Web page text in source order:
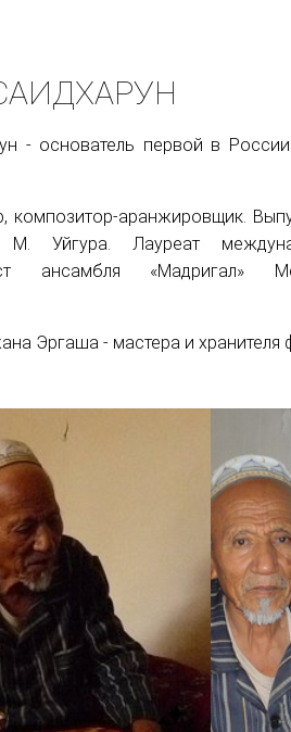
- основатель первой в
композитор-аранжировщик.
Уйгура. Лауреат
ансамбля «Мадригал»
Эргаша - мастера и хранителя